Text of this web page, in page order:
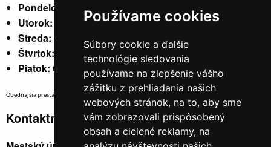
Používame cookies
Súbory cookie a ďalšie
technológie sledovania
používame na zlepšenie vášho
zážitku z prehliadania našich
webových stránok, na to, aby sme
vám zobrazovali prispôsobený
obsah a cielené reklamy, na
Pondelok:
07:30 - 15:30
Utorok:
nestránkový
Streda: 07:30 - 17:00
Štvrtok:
nestránkový
Piatok: 07:30 - 14:00
Obedňajšia prestávka v trvaní 30 minút v čase medzi 10:30 - 11:30 hod.
Kontaktné údaje